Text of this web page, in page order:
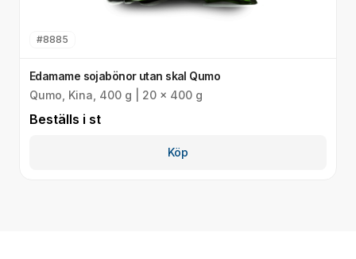
#8885
Edamame sojabönor utan skal Qumo
Qumo, Kina, 400 g | 20 x 400 g
Beställs i st
Köp